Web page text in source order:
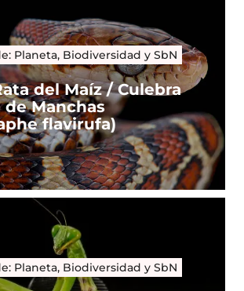
Planeta, Biodiversidad y SbN
del Maíz / Culebra
Manchas
flavirufa)
Planeta, Biodiversidad y SbN